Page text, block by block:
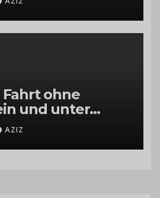
Fahrt ohne
und unter
Drogen
AZIZ